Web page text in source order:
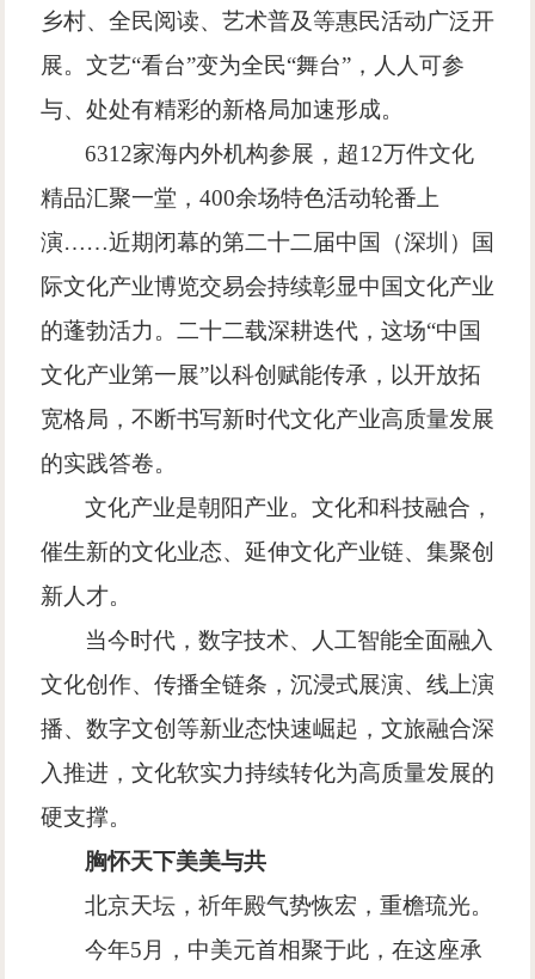
乡村、全民阅读、艺术普及等惠民活动广泛开
展。文艺“看台”变为全民“舞台”，人人可参
与、处处有精彩的新格局加速形成。
6312家海内外机构参展，超12万件文化
精品汇聚一堂， 400余场特色活动轮番上
演……近期闭幕的第二十二届中国（深圳）国
际文化产业博览交易会持续彰显中国文化产业
的蓬勃活力。二十二载深耕迭代，这场“中国
文化产业第一展”以科创赋能传承，以开放拓
宽格局，不断书写新时代文化产业高质量发展
的实践答卷。
文化产业是朝阳产业。文化和科技融合，
催生新的文化业态、延伸文化产业链、集聚创
新人才。
当今时代，数字技术、人工智能全面融入
文化创作、传播全链条，沉浸式展演、线上演
播、数字文创等新业态快速崛起，文旅融合深
入推进，文化软实力持续转化为高质量发展的
硬支撑。
胸怀天下美美与共
北京天坛，祈年殿气势恢宏，重檐琉光。
今年5 月，中美元首相聚于此，在这座承